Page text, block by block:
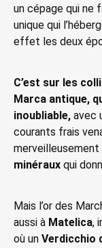
un cépage qui ne
unique qui
effet les deux
C’est sur les
Marca antique,
inoubliable, avec
courants frais
minéraux qui
Mais l’or des
aussi à Matelica,
où un Verdicchio